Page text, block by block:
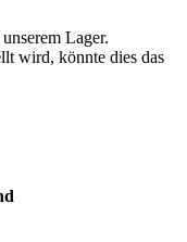
Lager.
wird, könnte dies das